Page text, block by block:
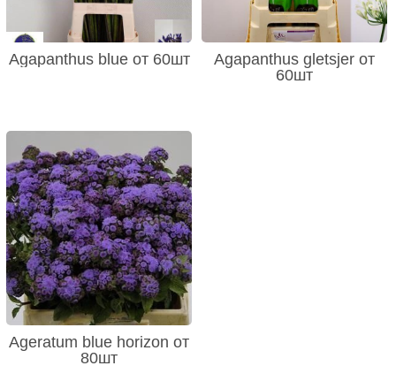
Agapanthus blue от 60шт
Agapanthus gletsjer от
60шт
Ageratum blue horizon от
80шт